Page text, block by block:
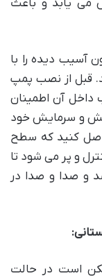
می یابد و باعث
آسیب دیده را با
قبل از نصب پمپ
داخل آن اطمینان
و سرمایش خود
کنید که سطح
و پر می شود تا
و صدا و صدا در
است در حالت